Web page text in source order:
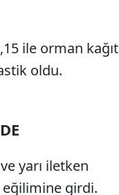
ile orman kağıt
oldu.
yarı iletken
eğilimine girdi.